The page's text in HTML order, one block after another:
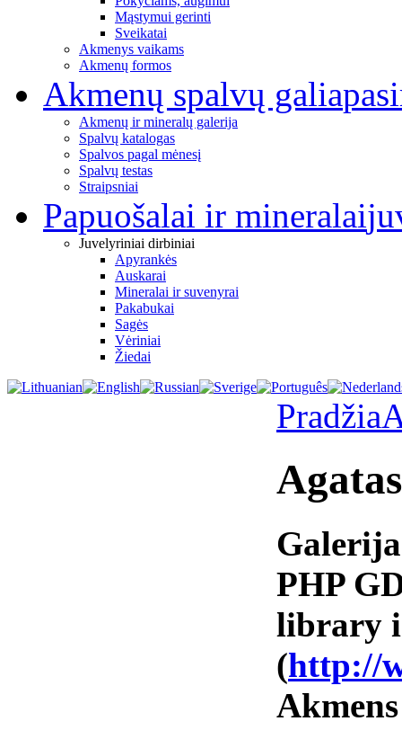
Mąstymui gerinti
Sveikatai
Akmenys vaikams
Akmenų formos
Akmenų spalvų galia
Akmenų ir mineralų galerija
Spalvų katalogas
Spalvos pagal mėnesį
Spalvų testas
Straipsniai
Papuošalai ir mineralai
Juvelyriniai dirbiniai
Apyrankės
Auskarai
Mineralai ir suvenyrai
Pakabukai
Sagės
Vėriniai
Žiedai
Pradžia
Agatas
Galerija
PHP
library
(http://